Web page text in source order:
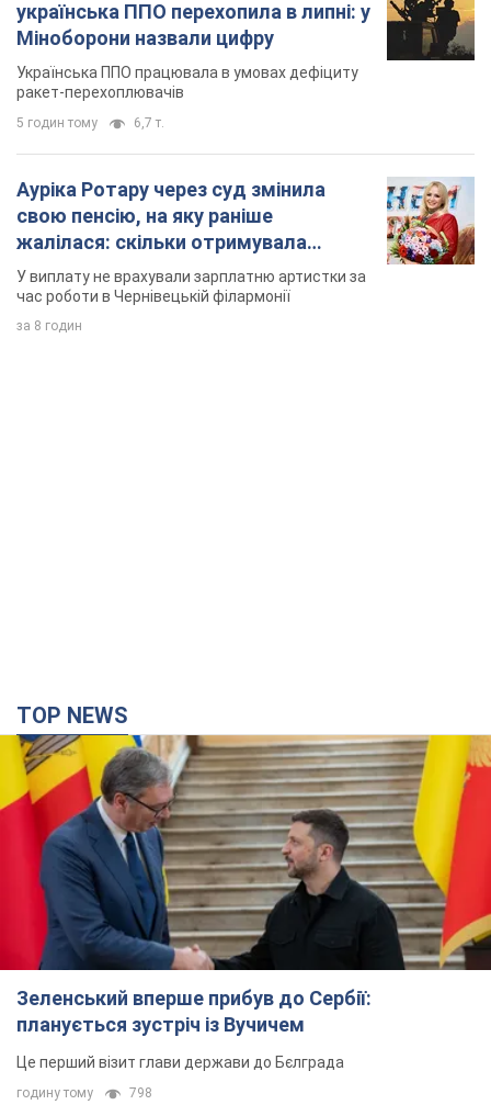
Це перший візит глави держави до Бєлграда
годину тому 798
Третій армійський корпус створює для
російських окупантів на Лиманському напрямку
критичний дискомфорт: як це вдалося
Це зараз переростає у кризу для всього угруповання
3 години тому 43,7 т.
В окупованій Ялті прогриміли потужні вибухи:
валить чорний дим. Фото і відео